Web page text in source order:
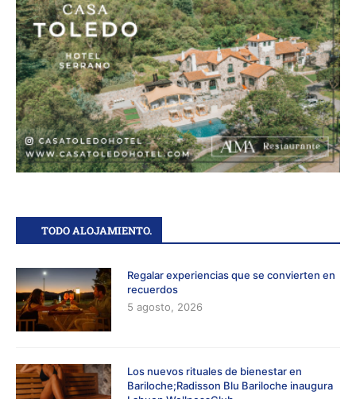
TODO ALOJAMIENTO.
Regalar experiencias que se convierten en
recuerdos
5 agosto, 2026
Los nuevos rituales de bienestar en
Bariloche;Radisson Blu Bariloche inaugura